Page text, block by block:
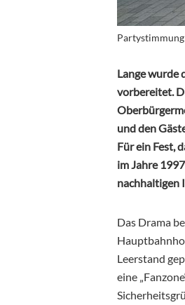
Lange wurde
vorbereitet.
und den
Für ein Fest,
im Jahre
nachhaltigen
Das Drama
Leerstand
eine